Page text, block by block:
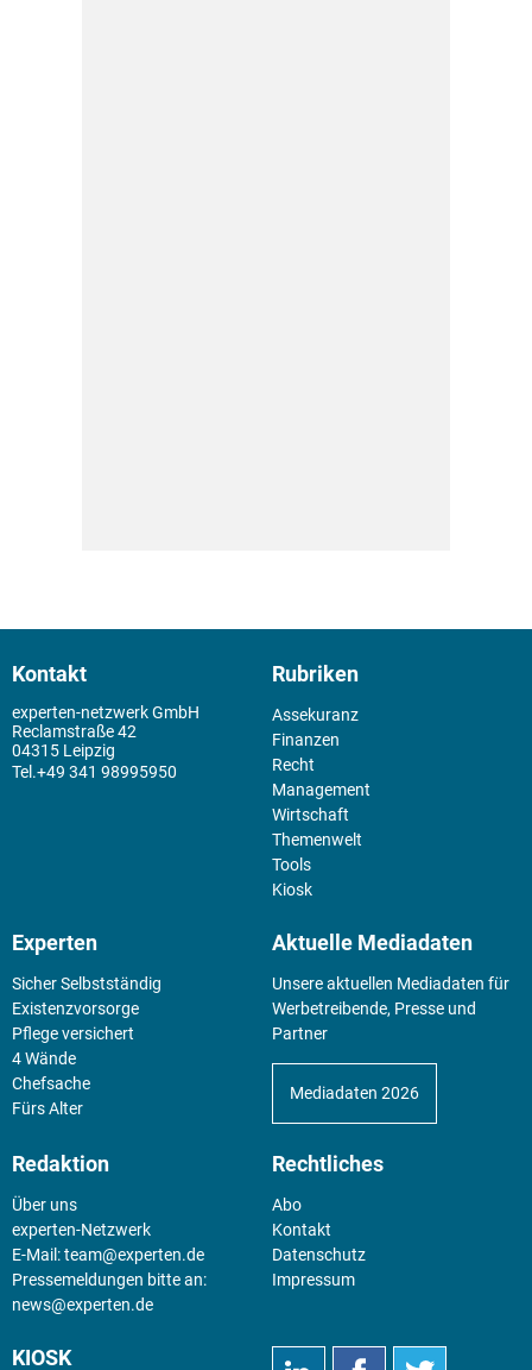
Kontakt
experten-netzwerk GmbH
Reclamstraße 42
04315 Leipzig
+49 341 98995950
Rubriken
Assekuranz
Finanzen
Recht
Management
Wirtschaft
Themenwelt
Tools
Kiosk
Experten
Sicher Selbstständig
Existenz­vorsorge
Pflege versichert
4 Wände
Chefsache
Fürs Alter
Aktuelle Mediadaten
Unsere aktuellen Mediadaten für
Werbetreibende, Presse und
Partner
Mediadaten 2026
Redaktion
Über uns
experten-Netzwerk
E-Mail:team@experten.de
Pressemeldungen bitte an:
news@experten.de
Rechtliches
Abo
Kontakt
Datenschutz
Impressum
KIOSK